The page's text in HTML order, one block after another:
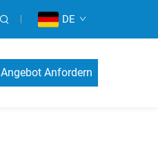
DE
Angebot Anfordern